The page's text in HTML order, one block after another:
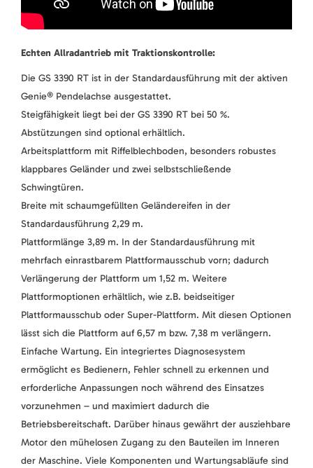
Echten Allradantrieb mit Traktionskontrolle:
Die GS 3390 RT ist in der Standardausführung mit der aktiven
Genie® Pendelachse ausgestattet.
Steigfähigkeit liegt bei der GS 3390 RT bei 50 %.
Abstützungen sind optional erhältlich.
Arbeitsplattform mit Riffelblechboden, besonders robustes
klappbares Geländer und zwei selbstschließende
Schwingtüren.
Breite mit schaumgefüllten Geländereifen in der
Standardausführung 2,29 m.
Plattformlänge 3,89 m. In der Standardausführung mit
mehrfach einrastbarem Plattformausschub vorn; dadurch
Verlängerung der Plattform um 1,52 m. Weitere
Plattformoptionen erhältlich, wie z.B. beidseitiger
Plattformausschub oder Super-Plattform. Mit diesen Optionen
lässt sich die Plattform auf 6,57 m bzw. 7,38 m verlängern.
Einfache Wartung. Ein integriertes Diagnosesystem
ermöglicht es Bedienern, Fehler schnell zu erkennen und
erforderliche Anpassungen noch während des Einsatzes
vorzunehmen – und maximiert dadurch die
Betriebsbereitschaft. Darüber hinaus gewährt der ausziehbare
Motor den mühelosen Zugang zu den Bauteilen im Inneren
der Maschine. Viele Komponenten und Wartungsabläufe sind